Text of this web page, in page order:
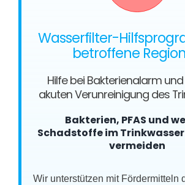
Wasserfilter-
betroffene
Hilfe bei Bakterienalarm
akuten Verunreinigung des
Bakterien, PFAS und
Schadstoffe im
vermeiden
Wir unterstützen mit Fördermitteln